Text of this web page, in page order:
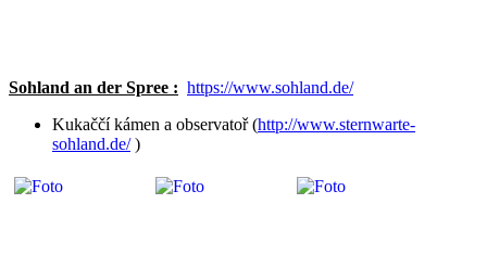
Sohland an der Spree : https://www.sohland.de/
Kukaččí kámen a observatoř (http://www.sternwarte-
sohland.de/)